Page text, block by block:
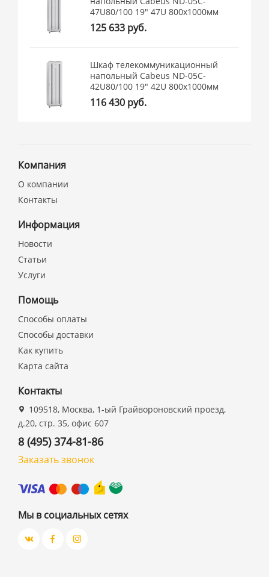
47U80/100 19" 47U 800x1000мм
125 633 руб.
Шкаф телекоммуникационный
напольный Cabeus ND-05C-
42U80/100 19" 42U 800x1000мм
116 430 руб.
Компания
О компании
Контакты
Информация
Новости
Статьи
Услуги
Помощь
Способы оплаты
Способы доставки
Как купить
Карта сайта
Контакты
109518, Москва, 1-ый Грайвороновский проезд,
д.20, стр. 35, офис 607
8 (495) 374-81-86
Заказать звонок
Мы в социальных сетях